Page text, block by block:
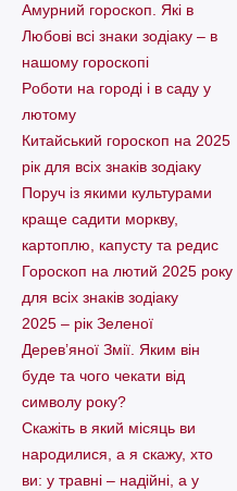
Амурний гороскоп. Які в
Любові всі знаки зодіаку – в
нашому гороскопі
Pоботи на городі і в саду у
лютому
Китайський гороскоп на 2025
рік для всіх знаків зодіаку
Поруч із якими культурами
краще садити моркву,
картоплю, капусту та редис
Гороскоп на лютий 2025 року
для всіх знаків зодіаку
2025 – рік Зеленої
Дерев’яної Змії. Яким він
буде та чого чекати від
символу року?
Скажіть в який місяць ви
народилися, а я скажу, хто
ви: у травні – надійні, а у